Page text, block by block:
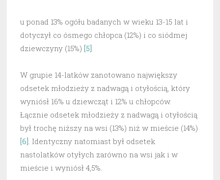
u ponad 13% ogółu badanych w wieku 13-15 lat i
dotyczył co ósmego chłopca (12%) i co siódmej
dziewczyny (15%) [5].
W grupie 14-latków zanotowano największy
odsetek młodzieży z nadwagą i otyłością, który
wyniósł 16% u dziewcząt i 12% u chłopców.
Łącznie odsetek młodzieży z nadwagą i otyłością
był trochę niższy na wsi (13%) niż w mieście (14%)
[6]. Identyczny natomiast był odsetek
nastolatków otyłych zarówno na wsi jak i w
mieście i wyniósł 4,5%.